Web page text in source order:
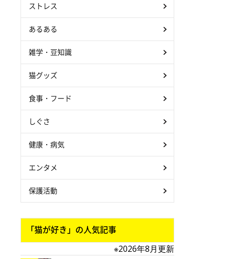
ストレス
あるある
雑学・豆知識
猫グッズ
食事・フード
しぐさ
健康・病気
エンタメ
保護活動
「猫が好き」の人気記事
※2026年8月更新